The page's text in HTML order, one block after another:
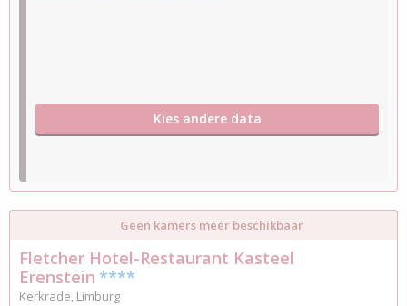
Kies andere data
Geen kamers meer beschikbaar
Fletcher Hotel-Restaurant Kasteel
Erenstein ****
Kerkrade, Limburg